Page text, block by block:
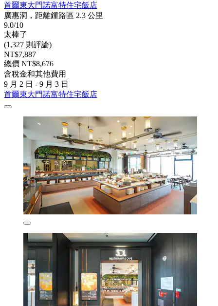
首爾東大門諾富特住宅飯店
廣惠洞，距離鍾路區 2.3 公里
9.0/10
太棒了
(1,327 則評論)
NT$7,887
總價 NT$8,676
含稅金和其他費用
9 月 2 日 - 9 月 3 日
首爾東大門諾富特住宅飯店